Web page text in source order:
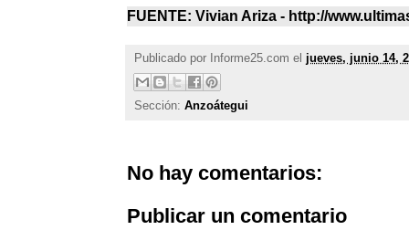
FUENTE: Vivian Ariza - http://
Publicado por Informe25.com el jueves, junio 14,
Sección: Anzoátegui
No hay comentarios:
Publicar un comentario